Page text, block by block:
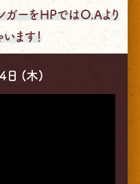
ガーを HPではO.Aより
ます！
日 (木)